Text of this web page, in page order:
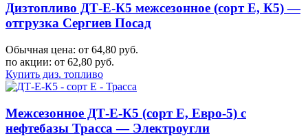
Дизтопливо ДТ-Е-К5 межсезонное (сорт Е, К5) —
отгрузка Сергиев Посад
Обычная цена: от 64,80 руб.
по акции: от 62,80 руб.
Купить диз. топливо
Межсезонное ДТ-Е-К5 (сорт Е, Евро-5) с
нефтебазы Трасса — Электроугли